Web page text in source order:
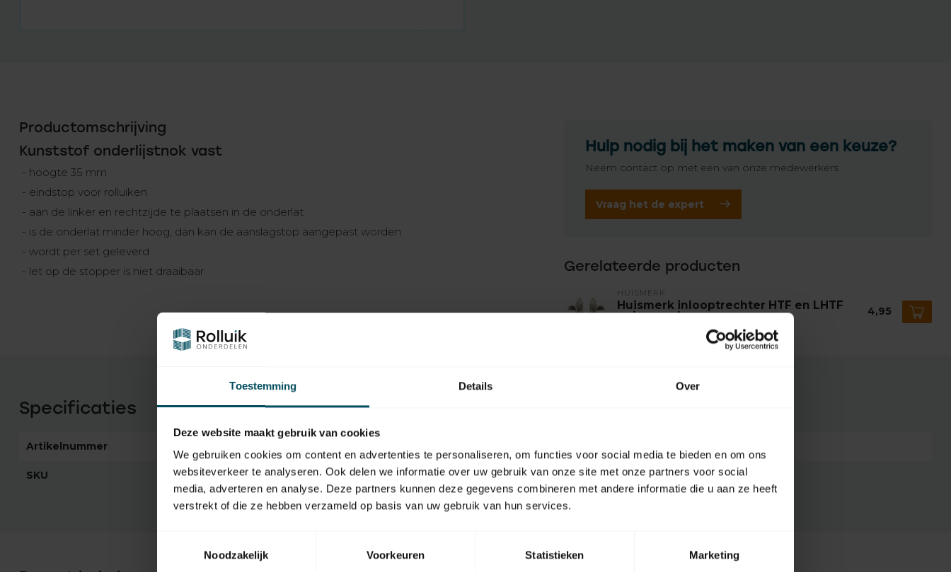
Toestemming Details Over
Deze website maakt gebruik van cookies
We gebruiken cookies om content en advertenties te personaliseren, om functies voor social media te bieden en om ons
websiteverkeer te analyseren. Ook delen we informatie over uw gebruik van onze site met onze partners voor social
media, adverteren en analyse. Deze partners kunnen deze gegevens combineren met andere informatie die u aan ze heeft
verstrekt of die ze hebben verzameld op basis van uw gebruik van hun services.
Noodzakelijk
Voorkeuren Statistieken Marketing
Productomschrijving
Kunststof onderlijstnok vast
- hoogte 35 mm
- eindstop voor rolluiken
- aan de linker en rechtzijde te plaatsen in de onderlat
- is de onderlat minder hoog, dan kan de aanslagstop aangepast worden
- wordt per set geleverd
- let op de stopper is niet draaibaar
Hulp nodig bij het maken van een keuze?
Neem contact op met een van onze medewerkers
Vraag het de expert
Gerelateerde producten
HUISMERK
Huismerk inlooptrechter HTF en LHTF
universeel 4,95
Specificaties
Artikelnummer
SKU 81 406 00-910